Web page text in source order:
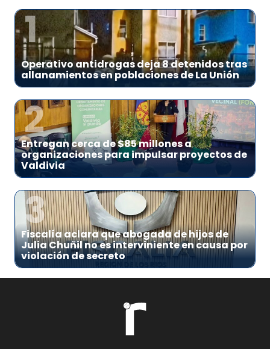
1
Operativo antidrogas deja 8 detenidos tras
allanamientos en poblaciones de La Unión
2
Entregan cerca de $85 millones a
organizaciones para impulsar proyectos de
Valdivia
3
Fiscalía aclara que abogada de hijos de
Julia Chuñil no es interviniente en causa por
violación de secreto